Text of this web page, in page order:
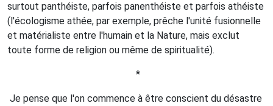
surtout panthéiste, parfois panenthéiste et parfois athéiste
(l'écologisme athée, par exemple, prêche l'unité fusionnelle
et matérialiste entre l'humain et la Nature, mais exclut
toute forme de religion ou même de spiritualité).
*
Je pense que l'on commence à être conscient du désastre